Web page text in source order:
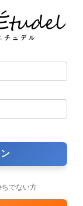
ちでない方